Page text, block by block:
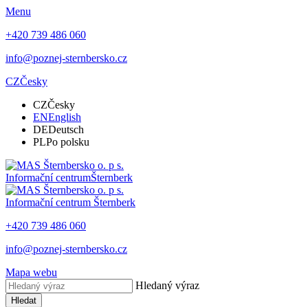
Menu
+420 739 486 060
info@poznej-sternbersko.cz
CZČesky
CZČesky
ENEnglish
DEDeutsch
PLPo polsku
Informační centrumŠternberk
Informační centrum Šternberk
+420 739 486 060
info@poznej-sternbersko.cz
Mapa webu
Hledaný výraz
Hledat